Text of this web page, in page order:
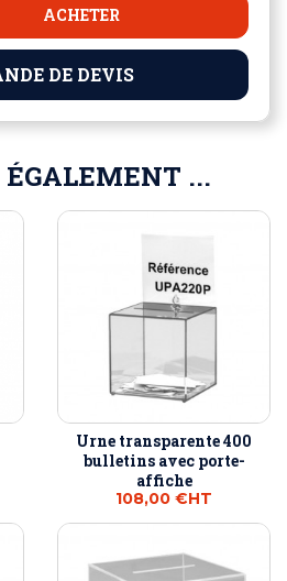
ACHETER
DE DEVIS
...
Urne transparente 400
bulletins avec porte-
affiche
108,00 €HT